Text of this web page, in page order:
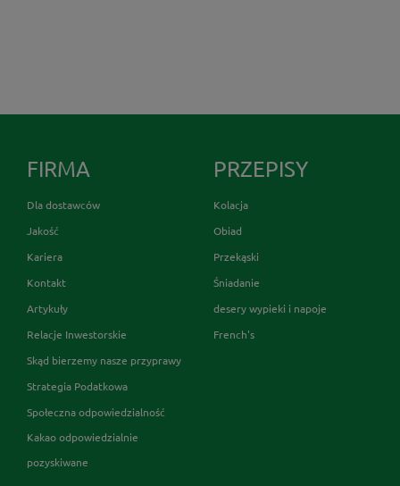
FIRMA
Dla dostawców
Jakość
Kariera
Kontakt
Artykuły
Relacje Inwestorskie
Skąd bierzemy nasze przyprawy
Strategia Podatkowa
Społeczna odpowiedzialność
Kakao odpowiedzialnie
pozyskiwane
PRZEPISY
Kolacja
Obiad
Przekąski
Śniadanie
desery wypieki i napoje
French's